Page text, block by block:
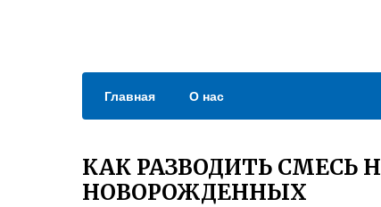
Главная О нас
КАК РАЗВОДИТЬ СМЕСЬ
НОВОРОЖДЕННЫХ